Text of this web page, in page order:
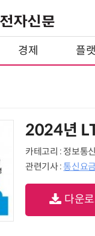
경제 플
2024년
카테고리 : 정보통신
관련기사 :통신요
다운